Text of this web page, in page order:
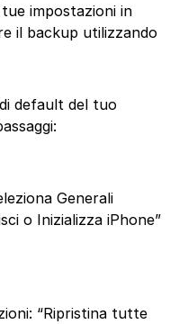
impostazioni in
il backup utilizzando
default del tuo
Generali
o Inizializza iPhone”
“Ripristina tutte